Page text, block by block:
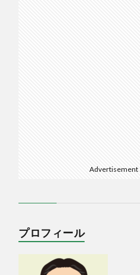
Advertisement
プロフィール